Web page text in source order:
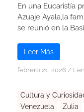
En una Eucaristía
Azuaje Ayala,la
se reunió en la
Leer Más
febrero 21, 2026 /
Cultura y
Venezuela
Zulia